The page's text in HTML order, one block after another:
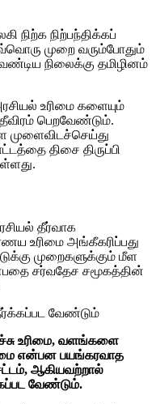
நிற்க நிற்பந்திக்கப்
முறை வரும்போதும்
நிலைக்கு தமிழினம்
உரிமை களையும்
தீவிரம் பெறவேண்டும்.
முளைவிடச்செய்து
திசை திருப்பி
தீர்வாக
உரிமை அங்கீகரிப்பது
முறைகளுக்கும் மீள
சர்வதேச சமூகத்தின்
வேண்டும்
உரிமை, வளங்களை
என்பன பயங்கரவாத
ஆகியவற்றால்
வேண்டும்.